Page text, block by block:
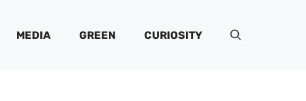
MEDIA GREEN CURIOSITY